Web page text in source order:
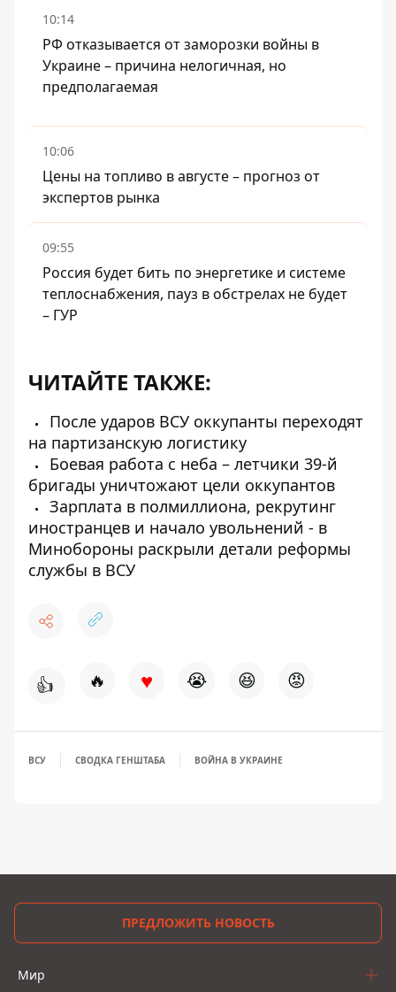
10:14
РФ отказывается от заморозки войны в
Украине – причина нелогичная, но
предполагаемая
10:06
Цены на топливо в августе – прогноз от
экспертов рынка
09:55
Россия будет бить по энергетике и системе
теплоснабжения, пауз в обстрелах не будет
– ГУР
ЧИТАЙТЕ ТАКЖЕ:
После ударов ВСУ оккупанты переходят
на партизанскую логистику
Боевая работа с неба – летчики 39-й
бригады уничтожают цели оккупантов
Зарплата в полмиллиона, рекрутинг
иностранцев и начало увольнений - в
Минобороны раскрыли детали реформы
службы в ВСУ
👍 🔥 ♥ 😭 😆 😡
ВСУ СВОДКА ГЕНШТАБА ВОЙНА В УКРАИНЕ
ПРЕДЛОЖИТЬ НОВОСТЬ
Мир